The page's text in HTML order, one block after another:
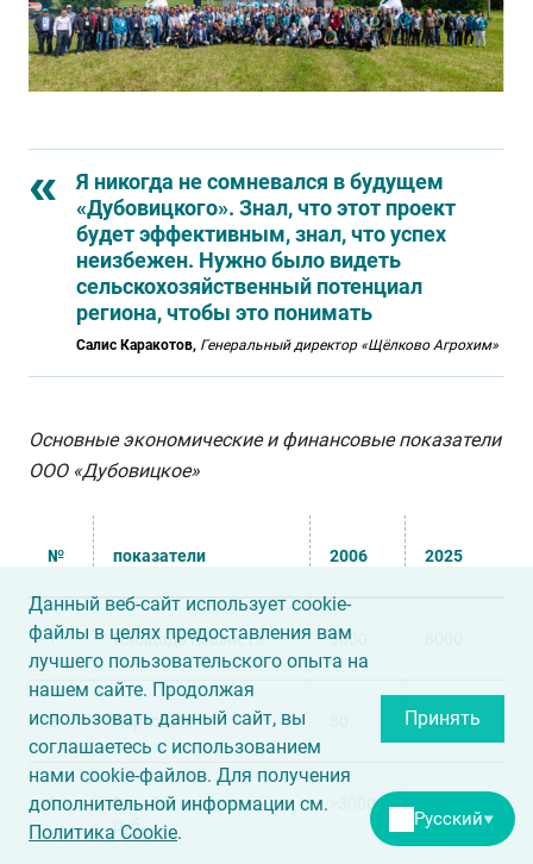
Я никогда не сомневался в будущем
«Дубовицкого». Знал, что этот проект
будет эффективным, знал, что успех
неизбежен. Нужно было видеть
сельскохозяйственный потенциал
региона, чтобы это понимать
Салис Каракотов, Генеральный директор «Щёлково Агрохим»
Основные экономические и финансовые показатели
ООО «Дубовицкое»
№ показатели 2006 2025
1 Площадь пашни, га 3000
2 Персонал 133
3
Заработная плата,
руб.
>3000
Русский▼
Данный веб-сайт использует cookie-
файлы в целях предоставления вам
лучшего пользовательского опыта на
нашем сайте. Продолжая
использовать данный сайт, вы
соглашаетесь с использованием
нами cookie-файлов. Для получения
дополнительной информации см.
Политика Cookie.
Принять